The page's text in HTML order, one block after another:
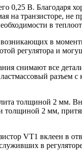
0,25 В. Благодаря
транзисторе, не
в
в
регулятора и
снимают все
толщиной 2 мм.
толщиной 2 мм,
VT1 вклеен в
в